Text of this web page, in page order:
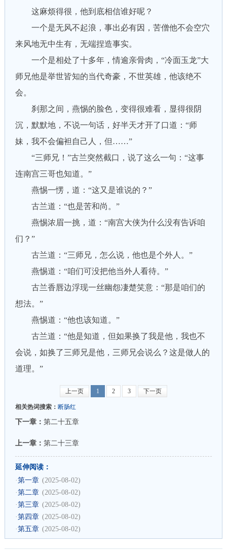
这麻烦得很，他到底相信谁好呢？
一个是无风不起浪，事出必有因，苦僧他不会空穴
来风地无中生有，无端捏造事实。
一个是相处了十多年，情逾亲骨肉，“冷面玉龙”大
师兄他是举世皆知的当代奇豪，不世英雄，他该绝不
会。
刹那之间，燕惕的脸色，变得很难看，显得很阴
沉，默默地，不说一句话，好半天才开了口道：“师
妹，我不会偏袒自己人，但……”
“三师兄！”古兰突然截口，说了这么一句：“这事
连南宫三哥也知道。”
燕惕一愣，道：“这又是谁说的？”
古兰道：“也是苦和尚。”
燕惕浓眉一挑，道：“南宫大侠为什么没有告诉咱
们？”
古兰道：“三师兄，怎么说，他也是个外人。”
燕惕道：“咱们可没把他当外人看待。”
古兰香唇边浮现一丝幽怨凄楚笑意：“那是咱们的
想法。”
燕惕道：“他也该知道。”
古兰道：“他是知道，但如果换了我是他，我也不
会说，如换了三师兄是他，三师兄会说么？这是做人的
道理。”
上一页 1 2 3 下一页
相关热词搜索： 断肠红
下一章： 第二十五章
上一章： 第二十三章
延伸阅读：
·第一章 (2025-08-02)
·第二章 (2025-08-02)
·第三章 (2025-08-02)
·第四章 (2025-08-02)
·第五章 (2025-08-02)